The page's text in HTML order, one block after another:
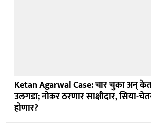
Ketan Agarwal Case: चार चुका अन्
उलगडा; नोकर ठरणार साक्षीदार, सिया-
होणार?